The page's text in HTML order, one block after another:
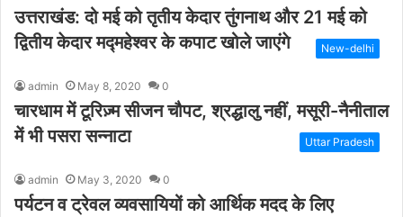
उत्तराखंड: दो मई को तृतीय केदार तुंगनाथ और 21 मई को
द्वितीय केदार मद्महेश्वर के कपाट खोले जाएंगे
New-delhi
admin May 8, 2020 0
चारधाम में टूरिज़्म सीजन चौपट, श्रद्धालु नहीं, मसूरी-नैनीताल
में भी पसरा सन्नाटा
Uttar Pradesh
admin May 3, 2020 0
पर्यटन व ट्रेवल व्यवसायियों को आर्थिक मदद के लिए